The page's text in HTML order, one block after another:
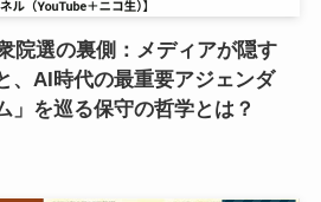
院選の裏側：メディアが隠す
、AI時代の最重要アジェンダ
」を巡る保守の哲学とは？